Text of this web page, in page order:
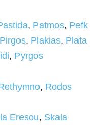
, Patmos, Pefk
Pirgos, Plakias, Plata
, Pyrgos
, Rodos
Eresou, Skala